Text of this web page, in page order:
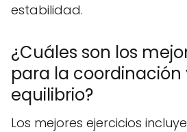
estabilidad.
¿Cuáles son los
para la coordinación
equilibrio?
Los mejores ejercicios